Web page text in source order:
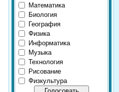
Математика
Биология
География
Физика
Информатика
Музыка
Технология
Рисование
Физкультура